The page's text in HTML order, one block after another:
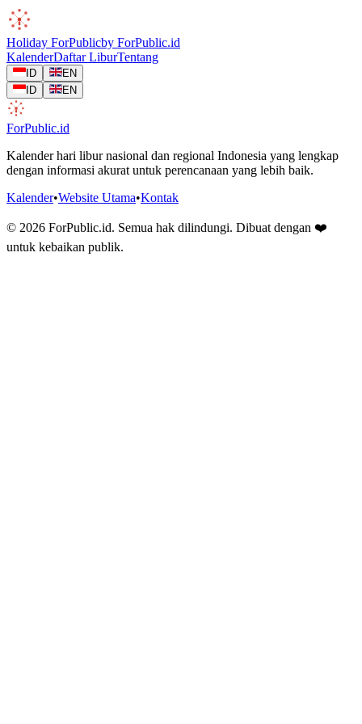
Holiday ForPublicby ForPublic.id
KalenderDaftar LiburTentang
ID
EN
ID
EN
ForPublic.id
Kalender hari libur nasional dan regional Indonesia yang lengkap
dengan informasi akurat untuk perencanaan yang lebih baik.
Kalender•Website Utama•Kontak
© 2026 ForPublic.id. Semua hak dilindungi. Dibuat dengan ❤️
untuk kebaikan publik.